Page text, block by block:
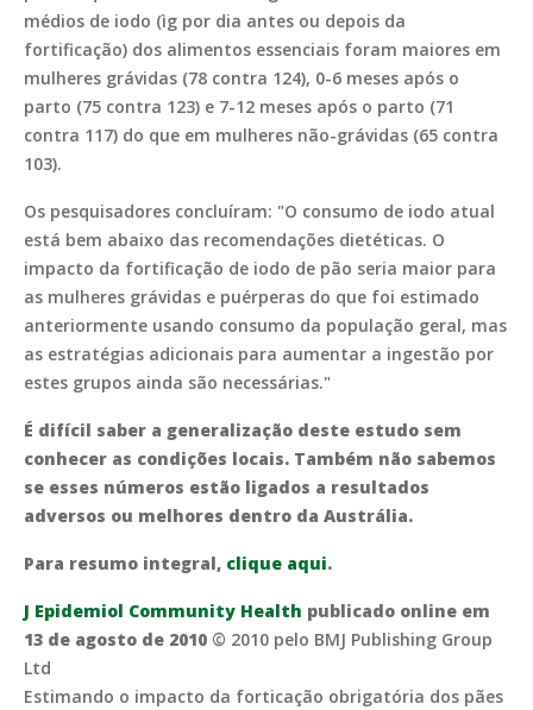
médios de iodo (ìg por dia antes ou depois da
fortificação) dos alimentos essenciais foram maiores em
mulheres grávidas (78 contra 124), 0-6 meses após o
parto (75 contra 123) e 7-12 meses após o parto (71
contra 117) do que em mulheres não-grávidas (65 contra
103).
Os pesquisadores concluíram: "O consumo de iodo atual
está bem abaixo das recomendações dietéticas. O
impacto da fortificação de iodo de pão seria maior para
as mulheres grávidas e puérperas do que foi estimado
anteriormente usando consumo da população geral, mas
as estratégias adicionais para aumentar a ingestão por
estes grupos ainda são necessárias."
É difícil saber a generalização deste estudo sem
conhecer as condições locais. Também não sabemos
se esses números estão ligados a resultados
adversos ou melhores dentro da Austrália.
Para resumo integral, clique aqui.
J Epidemiol Community Health publicado online em
13 de agosto de 2010 © 2010 pelo BMJ Publishing Group
Ltd
Estimando o impacto da forticação obrigatória dos pães